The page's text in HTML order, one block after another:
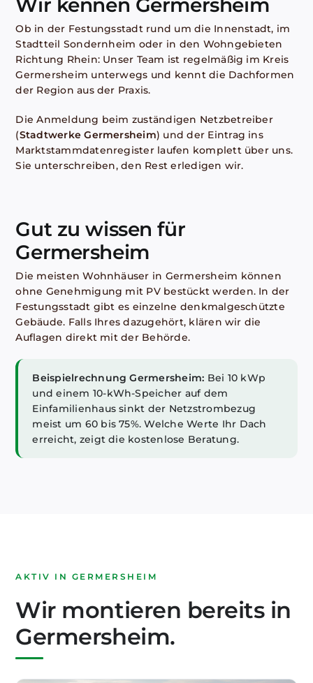
Ob in der Festungsstadt rund um die Innenstadt, im
Stadtteil Sondernheim oder in den Wohngebieten
Richtung Rhein: Unser Team ist regelmäßig im Kreis
Germersheim unterwegs und kennt die Dachformen
der Region aus der Praxis.
Die Anmeldung beim zuständigen Netzbetreiber
(Stadtwerke Germersheim) und der Eintrag ins
Marktstammdatenregister laufen komplett über uns.
Sie unterschreiben, den Rest erledigen wir.
Gut zu wissen für
Germersheim
Die meisten Wohnhäuser in Germersheim können
ohne Genehmigung mit PV bestückt werden. In der
Festungsstadt gibt es einzelne denkmalgeschützte
Gebäude. Falls Ihres dazugehört, klären wir die
Auflagen direkt mit der Behörde.
Beispielrechnung Germersheim: Bei 10 kWp
und einem 10-kWh-Speicher auf dem
Einfamilienhaus sinkt der Netzstrombezug
meist um 60 bis 75%. Welche Werte Ihr Dach
erreicht, zeigt die kostenlose Beratung.
AKTIV IN GERMERSHEIM
Wir montieren bereits in
Germersheim.